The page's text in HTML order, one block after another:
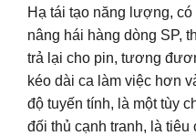
Hạ tái tạo năng lượng,
nâng hái hàng dòng SP,
trả lại cho pin, tương
kéo dài ca làm việc hơn
độ tuyến tính, là một tùy
đối thủ cạnh tranh, là tiêu